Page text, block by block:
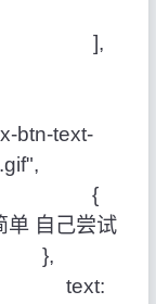
],
[
text-
{
己尝试
},